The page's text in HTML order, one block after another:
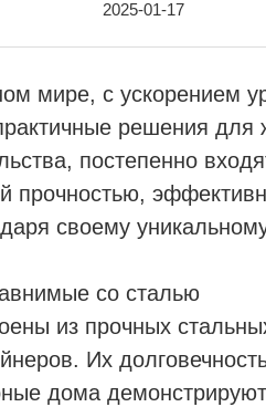
2025-01-17
мире, с ускорением
решения для
постепенно
прочностью,
своему
со сталью
из прочных
Их
дома